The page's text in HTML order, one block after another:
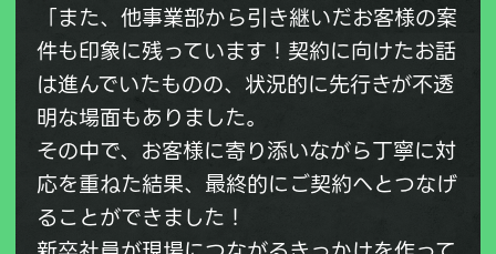
「また、他事業部から引き継いだお客様の案
件も印象に残っています！契約に向けたお話
は進んでいたものの、状況的に先行きが不透
明な場面もありました。
その中で、お客様に寄り添いながら丁寧に対
応を重ねた結果、最終的にご契約へとつなげ
ることができました！